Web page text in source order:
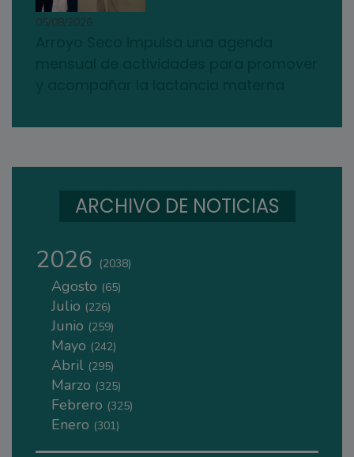
05/08/2026
ARCHIVO DE NOTICIAS
2026 (2038)
Agosto (65)
Julio (226)
Junio (259)
Mayo (242)
Abril (295)
Marzo (325)
Febrero (325)
Enero (301)